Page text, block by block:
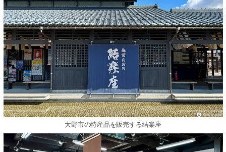
大野市の特産品を販売する結楽座